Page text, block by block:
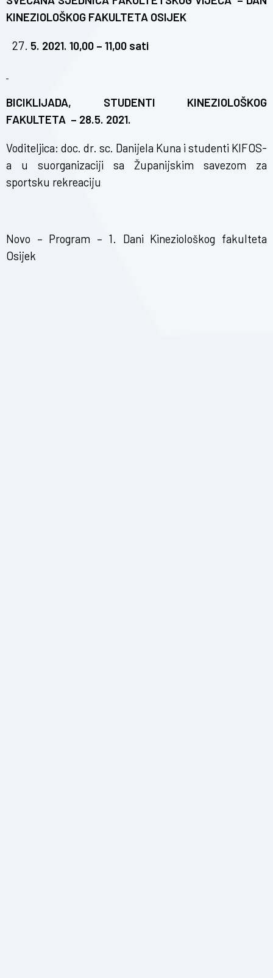
KINEZIOLOŠKOG FAKULTETA OSIJEK
5. 2021. 10,00 – 11,00 sati
BICIKLIJADA, STUDENTI KINEZIOLOŠKOG
FAKULTETA – 28.5. 2021.
Voditeljica: doc. dr. sc. Danijela Kuna i studenti KIFOS-
a u suorganizaciji sa Županijskim savezom za
sportsku rekreaciju
Novo – Program – 1. Dani Kineziološkog fakulteta
Osijek